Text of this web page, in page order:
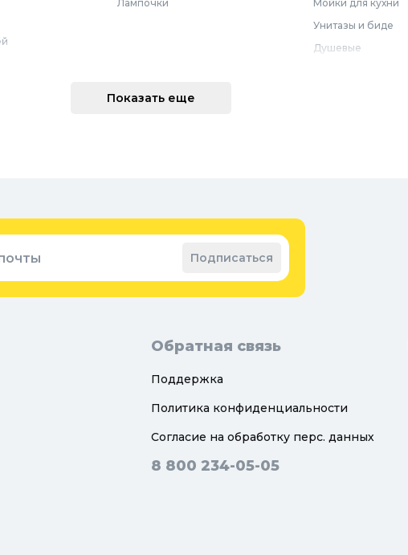
Лампочки
Мойки для кухни
Унитазы и биде
Душевые
Показать еще
Подписаться
Обратная связь
Поддержка
Политика конфиденциальности
Согласие на обработку перс. данных
8 800 234-05-05